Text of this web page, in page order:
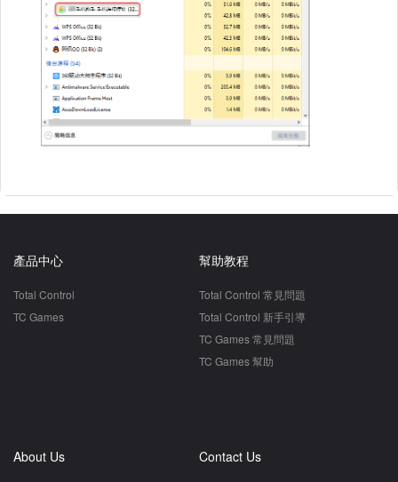
產品中心
Total Control
TC Games
幫助教程
Total Control 常見問題
Total Control 新手引導
TC Games 常見問題
TC Games 幫助
About Us Contact Us